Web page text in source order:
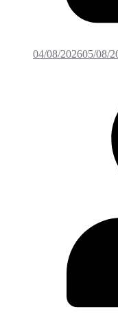
04/08/202605/08/